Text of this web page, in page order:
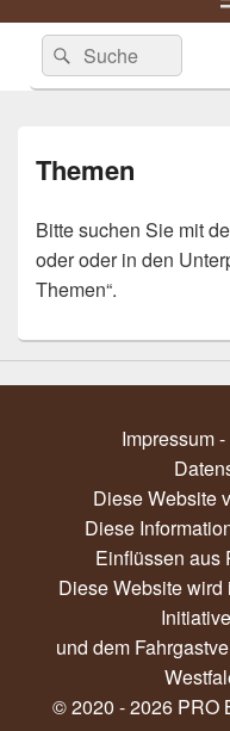
Suche
nach:
Suchen
Themen
Bitte suchen Sie mit
oder oder in den
Themen“.
Impressum
Diese Website
Diese
Einflüssen aus
Diese Website
und dem
© 2020 - 2026 PRO